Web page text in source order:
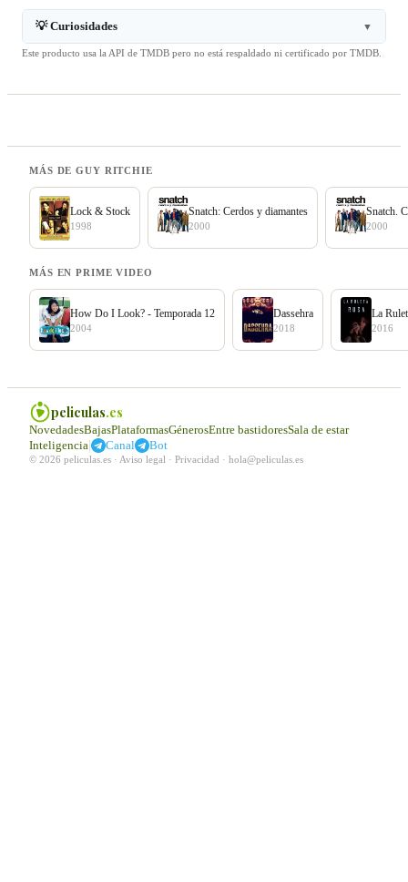
💡 Curiosidades ▼
Este producto usa la API de TMDB pero no está respaldado ni certificado por TMDB.
MÁS DE GUY RITCHIE
Lock & Stock
1998
Snatch: Cerdos y diamantes
2000
Snatch.
2000
MÁS EN PRIME VIDEO
How Do I Look? - Temporada 12
2004
Dassehra
2018
La
2016
peliculas.es
NovedadesBajasPlataformasGénerosEntre bastidoresSala de estar
Inteligencia| Canal Bot
© 2026 peliculas.es · Aviso legal · Privacidad · hola@peliculas.es